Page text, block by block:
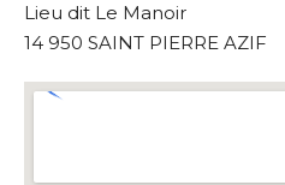
Lieu dit Le Manoir
14 950 SAINT PIERRE AZIF